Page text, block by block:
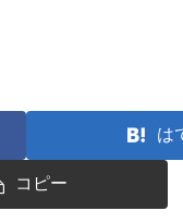
は
コピー